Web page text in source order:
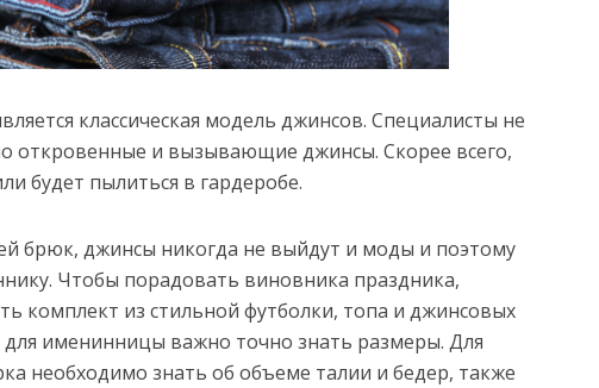
классическая модель джинсов. Специалисты не
откровенные и вызывающие джинсы. Скорее всего,
будет пылиться в гардеробе.
брюк, джинсы никогда не выйдут и моды и поэтому
Чтобы порадовать виновника праздника,
комплект из стильной футболки, топа и джинсовых
именинницы важно точно знать размеры. Для
необходимо знать об объеме талии и бедер, также